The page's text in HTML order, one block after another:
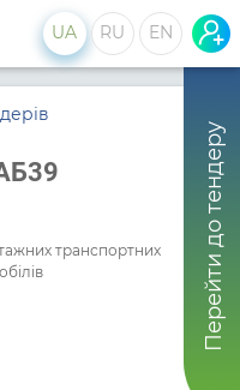
UA RU EN
Перейти до тендеру
транспортних